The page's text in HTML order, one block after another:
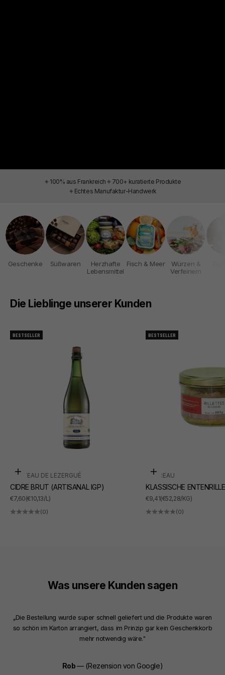
✦ 100% aus Frankreich ✦ 700+ kuratierte Produkte
✦ Echtes Manufaktur-Handwerk
Geschenke Süßwaren
Herzhafte
Lebensmittel
Fisch & Meer
Würzen &
Verfeinern
Die Lieblinge unserer Kunden
BESTSELLER
In den Warenkorb
CHÂTEAU DE LEZERGUÉ
CIDRE BRUT (ARTISANAL IGP)
ANGEBOT
€7,60(€10,13/L)
(0)
BESTSELLER
In den Warenkorb
SUDREAU
KLASSISCHE
ANGEBOT
€9,41(€52,28/KG)
(0)
Was unsere Kunden sagen
„Die Bestellung wurde super schnell geliefert und die Produkte waren
so schön im Karton arrangiert, dass im Prinzip gar kein Geschenkkorb
mehr notwendig wäre."
Rob— (Rezension von Google)